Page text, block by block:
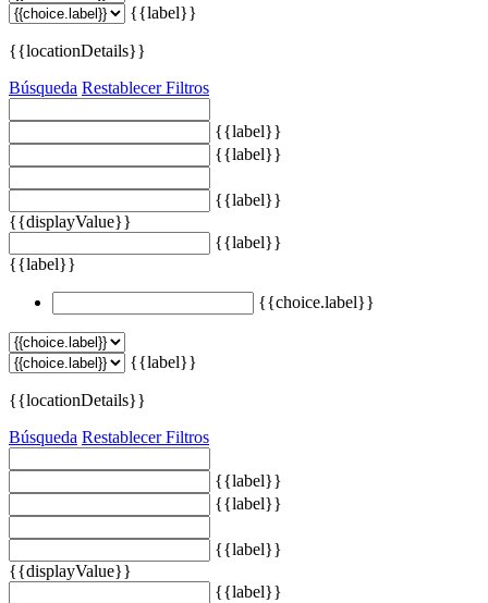
{{label}}
{{locationDetails}}
Búsqueda Restablecer Filtros
{{label}}
{{label}}
{{label}}
{{displayValue}}
{{label}}
{{label}}
{{choice.label}}
{{label}}
{{locationDetails}}
Búsqueda Restablecer Filtros
{{label}}
{{label}}
{{label}}
{{displayValue}}
{{label}}